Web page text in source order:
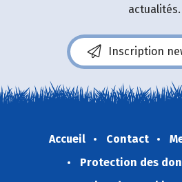
actualités.
Inscription
Accueil Contact
Protection des